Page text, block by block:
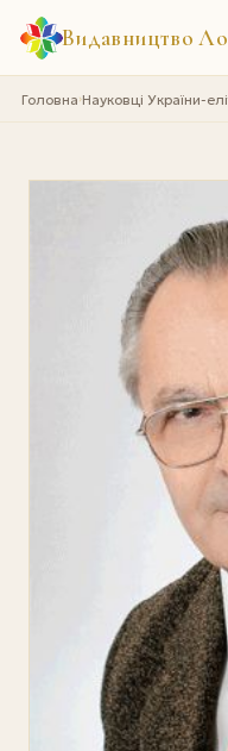
Видавництво
Головна›Науковці України-